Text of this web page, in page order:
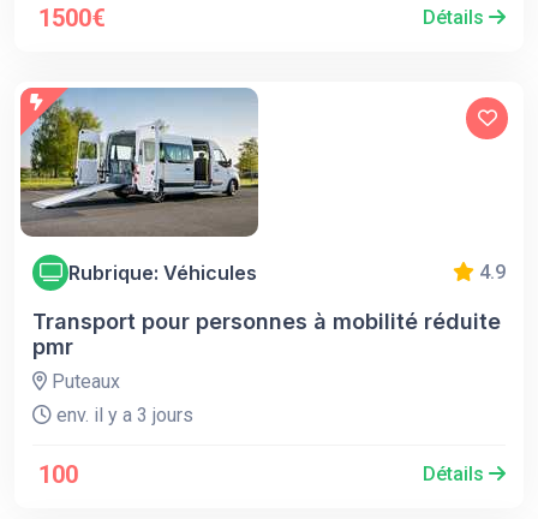
1500€ Détails
Rubrique: Véhicules 4.9
Transport pour personnes à mobilité réduite
pmr
Puteaux
env. il y a 3 jours
100 Détails